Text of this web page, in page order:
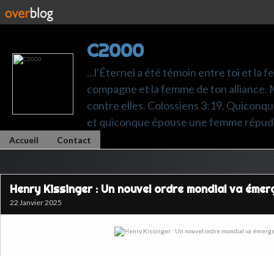
C2000
...l'Éternel a été témoin entre toi et la
compagne et la femme de ton alliance.
contre elles. Colossiens 3:19.
et quiconque épouse une femme
Accueil Contact
Henry Kissinger : Un nouvel ordre mondial va
22 Janvier 2025